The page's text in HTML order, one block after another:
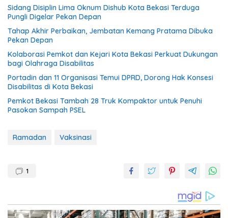
Sidang Disiplin Lima Oknum Dishub Kota Bekasi Terduga
Pungli Digelar Pekan Depan
Tahap Akhir Perbaikan, Jembatan Kemang Pratama Dibuka
Pekan Depan
Kolaborasi Pemkot dan Kejari Kota Bekasi Perkuat Dukungan
bagi Olahraga Disabilitas
Portadin dan 11 Organisasi Temui DPRD, Dorong Hak Konsesi
Disabilitas di Kota Bekasi
Pemkot Bekasi Tambah 28 Truk Kompaktor untuk Penuhi
Pasokan Sampah PSEL
Ramadan Vaksinasi
1